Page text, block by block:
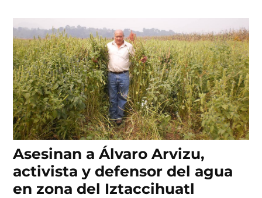
Asesinan a Álvaro Arvizu,
activista y defensor del agua
en zona del Iztaccihuatl